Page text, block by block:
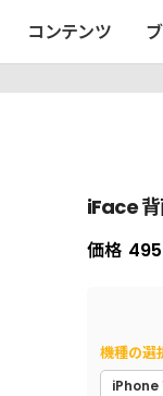
コンテンツ
iFace 背
価格 セ
格
495
機種の選
iPhone